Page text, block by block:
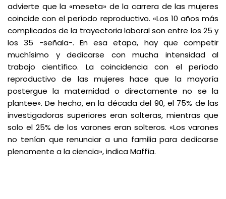
advierte que la «meseta» de la carrera de las mujeres
coincide con el período reproductivo. «Los 10 años más
complicados de la trayectoria laboral son entre los 25 y
los 35 -señala-. En esa etapa, hay que competir
muchísimo y dedicarse con mucha intensidad al
trabajo científico. La coincidencia con el período
reproductivo de las mujeres hace que la mayoría
postergue la maternidad o directamente no se la
plantee». De hecho, en la década del 90, el 75% de las
investigadoras superiores eran solteras, mientras que
solo el 25% de los varones eran solteros. «Los varones
no tenían que renunciar a una familia para dedicarse
plenamente a la ciencia», indica Maffía.